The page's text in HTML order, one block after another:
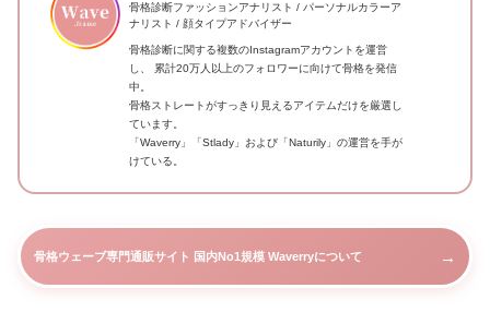
骨格診断ファッションアナリスト / パーソナルカラーア
ナリスト / 顔タイプアドバイザー
骨格診断に関する複数のInstagramアカウントを運営
し、 累計20万人以上のフォロワーに向けて骨格を発信
中。
骨格ストレートがすっきり見えるアイテムだけを厳選し
ています。
「Waverry」「Stlady」および「Naturily」の運営を手が
けている。
骨格ウェーブ専門通販サイト 国内No1規模 Waverryについて →